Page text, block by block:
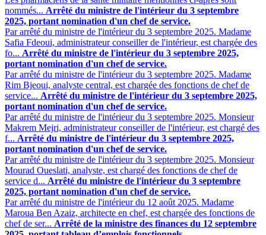
nommés... Arrêté du ministre de l'intérieur du 3 septembre
2025, portant nomination d'un chef de service.
Par arrêté du ministre de l'intérieur du 3 septembre 2025. Madame
Safia Fdeoui, administrateur conseiller de l'intérieur, est chargée des
fo... Arrêté du ministre de l'intérieur du 3 septembre 2025,
portant nomination d'un chef de service.
Par arrêté du ministre de l'intérieur du 3 septembre 2025. Madame
Rim Bjeoui, analyste central, est chargée des fonctions de chef de
service... Arrêté du ministre de l'intérieur du 3 septembre 2025,
portant nomination d'un chef de service.
Par arrêté du ministre de l'intérieur du 3 septembre 2025. Monsieur
Makrem Mejri, administrateur conseiller de l'intérieur, est chargé des
f... Arrêté du ministre de l'intérieur du 3 septembre 2025,
portant nomination d'un chef de service.
Par arrêté du ministre de l'intérieur du 3 septembre 2025. Monsieur
Mourad Oueslati, analyste, est chargé des fonctions de chef de
service d... Arrêté du ministre de l'intérieur du 3 septembre
2025, portant nomination d'un chef de service.
Par arrêté du ministre de l'intérieur du 12 août 2025. Madame
Maroua Ben Azaiz, architecte en chef, est chargée des fonctions de
chef de ser... Arrêté de la ministre des finances du 12 septembre